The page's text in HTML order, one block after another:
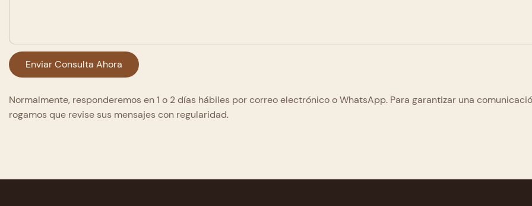
Enviar Consulta Ahora
Normalmente, responderemos en 1 o 2 días hábiles por correo electrónico o WhatsApp. Para garantizar una
rogamos que revise sus mensajes con regularidad.